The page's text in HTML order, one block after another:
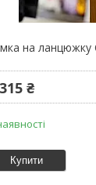
на ланцюжку
₴
Купити